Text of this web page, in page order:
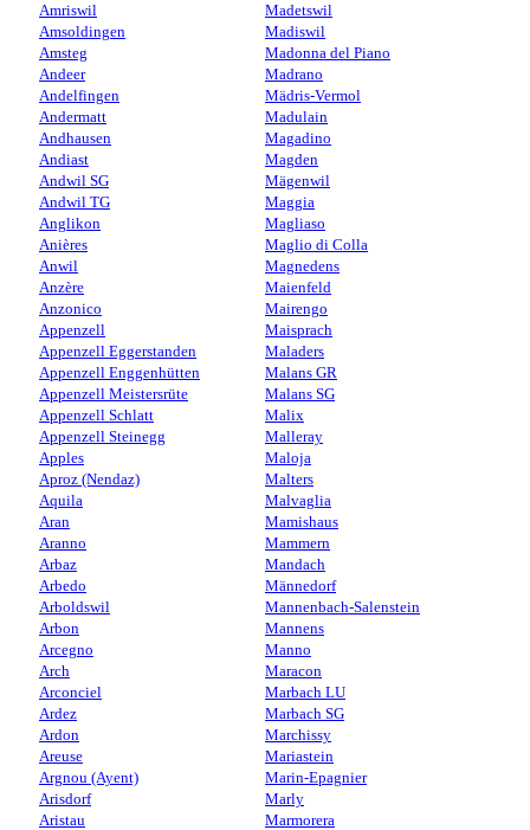
Amriswil
Amsoldingen
Amsteg
Andeer
Andelfingen
Andermatt
Andhausen
Andiast
Andwil SG
Andwil TG
Anglikon
Anières
Anwil
Anzère
Anzonico
Appenzell
Appenzell Eggerstanden
Appenzell Enggenhütten
Appenzell Meistersrüte
Appenzell Schlatt
Appenzell Steinegg
Apples
Aproz (Nendaz)
Aquila
Aran
Aranno
Arbaz
Arbedo
Arboldswil
Arbon
Arcegno
Arch
Arconciel
Ardez
Ardon
Areuse
Argnou (Ayent)
Arisdorf
Aristau
Madetswil
Madiswil
Madonna del Piano
Madrano
Mädris-Vermol
Madulain
Magadino
Magden
Mägenwil
Maggia
Magliaso
Maglio di Colla
Magnedens
Maienfeld
Mairengo
Maisprach
Maladers
Malans GR
Malans SG
Malix
Malleray
Maloja
Malters
Malvaglia
Mamishaus
Mammern
Mandach
Männedorf
Mannenbach-Salenstein
Mannens
Manno
Maracon
Marbach LU
Marbach SG
Marchissy
Mariastein
Marin-Epagnier
Marly
Marmorera